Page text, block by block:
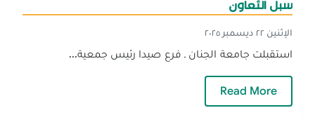
سبل التّعاون
الإثنين ٢٢ ديسمبر ٢٠٢٥
استقبلت جامعة الجنان ـ فرع صيدا رئيس جمعية...
Read More